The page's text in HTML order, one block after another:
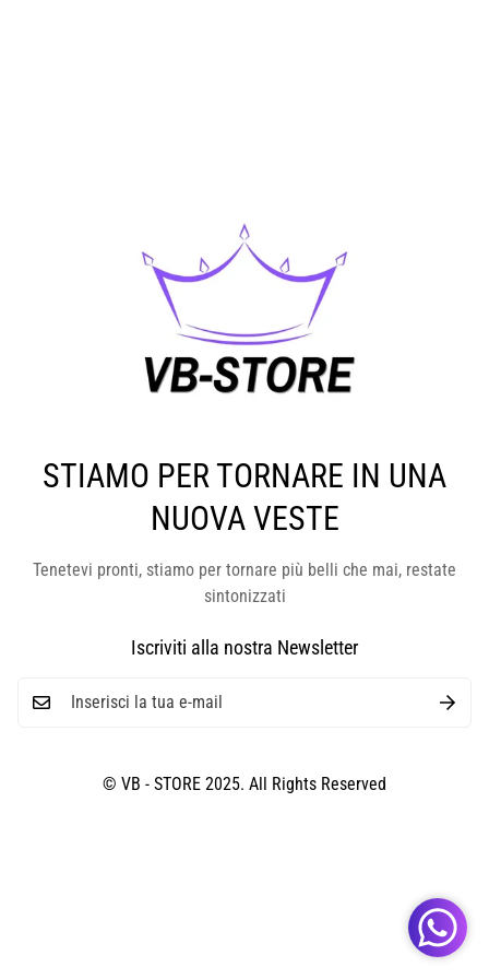
STIAMO PER TORNARE IN UNA
NUOVA VESTE
Tenetevi pronti, stiamo per tornare più belli che mai, restate
sintonizzati
Iscriviti alla nostra Newsletter
© VB - STORE 2025. All Rights Reserved